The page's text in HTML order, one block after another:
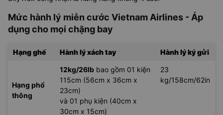
Mức hành lý miễn cước Vietnam Airlines - Áp
dụng cho mọi chặng bay
Hạng ghế Hành lý xách tay Hành lý ký gửi
Hạng phổ
thông
12kg/26lb bao gồm 01 kiện
115cm (56cm x 36cm x
23cm)
và 01 phụ kiện (40cm x
30cm x 15cm)
23
kg/158cm/62in